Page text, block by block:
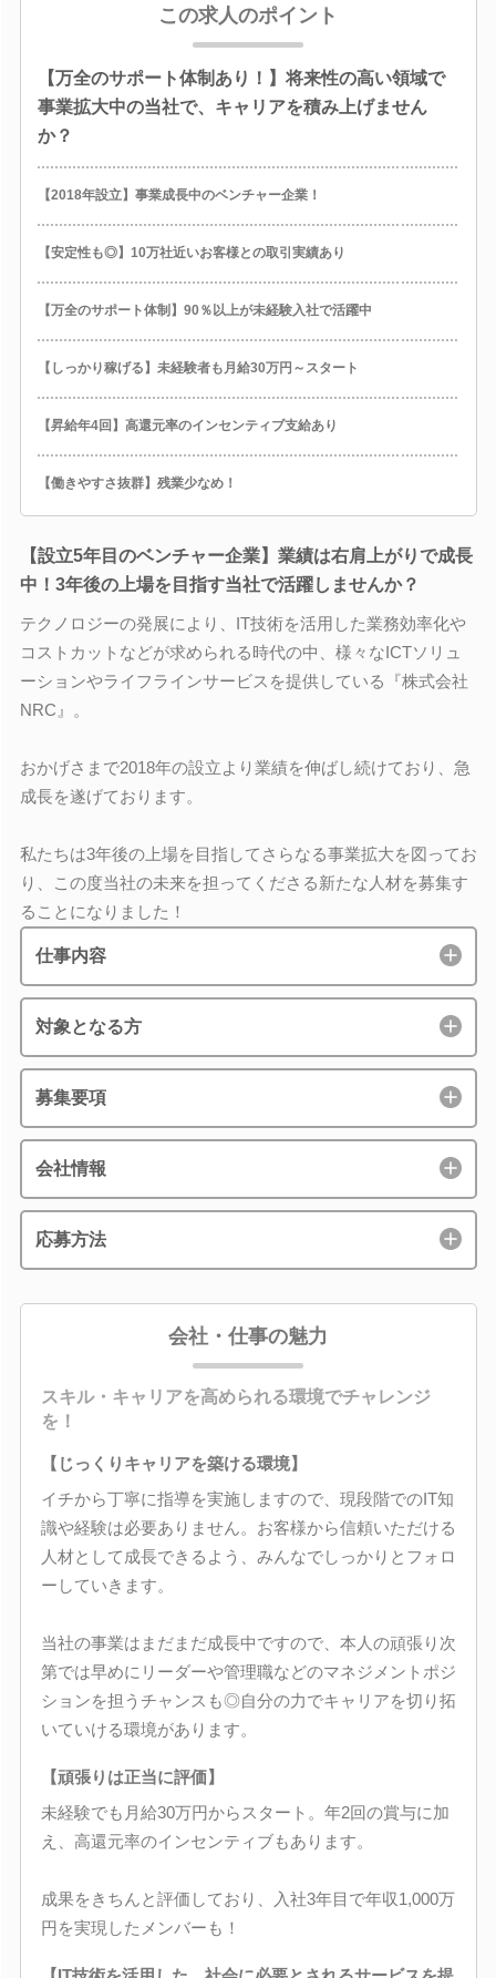
この求人のポイント
【万全のサポート体制あり！】将来性の高い領域で
事業拡大中の当社で、キャリアを積み上げません
か？
【2018年設立】事業成長中のベンチャー企業！
【安定性も◎】10万社近いお客様との取引実績あり
【万全のサポート体制】90％以上が未経験入社で活躍中
【しっかり稼げる】未経験者も月給30万円～スタート
【昇給年4回】高還元率のインセンティブ支給あり
【働きやすさ抜群】残業少なめ！
【設立5年目のベンチャー企業】業績は右肩上がりで成長
中！3年後の上場を目指す当社で活躍しませんか？
テクノロジーの発展により、IT技術を活用した業務効率化や
コストカットなどが求められる時代の中、様々なICTソリュ
ーションやライフラインサービスを提供している『株式会社
NRC』。
おかげさまで2018年の設立より業績を伸ばし続けており、急
成長を遂げております。
私たちは3年後の上場を目指してさらなる事業拡大を図ってお
り、この度当社の未来を担ってくださる新たな人材を募集す
ることになりました！
仕事内容
対象となる方
募集要項
会社情報
応募方法
会社・仕事の魅力
スキル・キャリアを高められる環境でチャレンジ
を！
【じっくりキャリアを築ける環境】
イチから丁寧に指導を実施しますので、現段階でのIT知
識や経験は必要ありません。お客様から信頼いただける
人材として成長できるよう、みんなでしっかりとフォロ
ーしていきます。
当社の事業はまだまだ成長中ですので、本人の頑張り次
第では早めにリーダーや管理職などのマネジメントポジ
ションを担うチャンスも◎自分の力でキャリアを切り拓
いていける環境があります。
【頑張りは正当に評価】
未経験でも月給30万円からスタート。年2回の賞与に加
え、高還元率のインセンティブもあります。
成果をきちんと評価しており、入社3年目で年収1,000万
円を実現したメンバーも！